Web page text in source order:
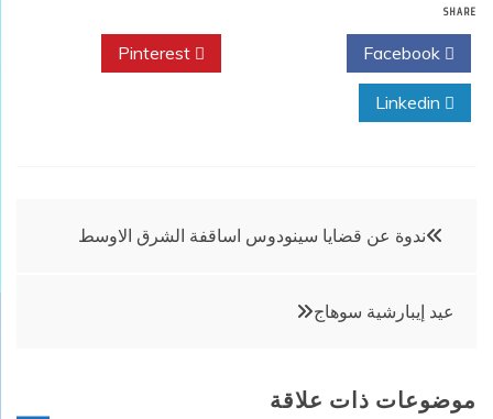
SHARE
تصفّحندوة عن قضايا سينودوس اساقفة الشرق الاوسط
عيد إيبارشية سوهاج
موضوعات ذات علاقة